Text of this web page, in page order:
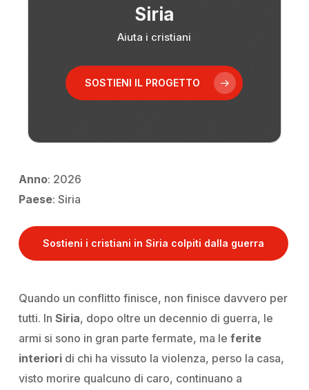
Siria
Aiuta i cristiani
SOSTIENI IL PROGETTO
Anno: 2026
Paese: Siria
Sostieni i cristiani in Siria colpiti dalla guerra
Quando un conflitto finisce, non finisce davvero per
tutti. In Siria, dopo oltre un decennio di guerra, le
armi si sono in gran parte fermate, ma le ferite
interioridi chi ha vissuto la violenza, perso la casa,
visto morire qualcuno di caro, continuano a